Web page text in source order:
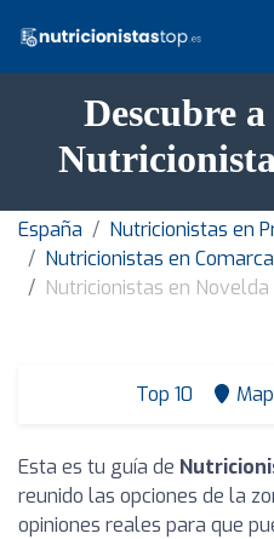
Descubre
España
Nutricionistas en
Nutricionistas en
Nutricionistas en Novelda
Top 10
Esta es tu guía de
reunido las opciones de la
opiniones reales para que